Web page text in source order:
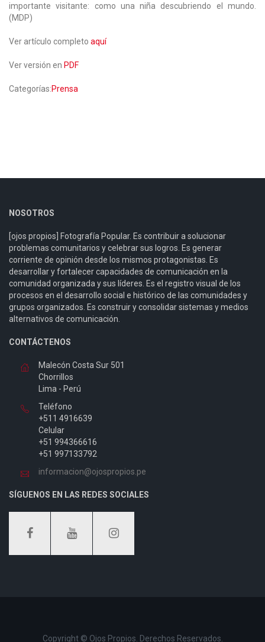
importante visitante: como una niña descubriendo el mundo.
(MDP)
Ver artículo completo aquí
Ver versión en PDF
Categorías:Prensa
NOSOTROS
[ojos propios] Fotografía Popular. Es contribuir a solucionar
problemas comunitarios y celebrar sus logros. Es generar
corriente de opinión desde los mismos protagonistas. Es
desarrollar y fortalecer capacidades de comunicación en la
comunidad organizada y sus líderes. Es el registro visual de los
procesos en el desarrollo social e histórico de las comunidades y
grupos organizados. Es construir y consolidar sistemas y medios
alternativos de comunicación.
CONTÁCTENOS
Malecón Costa Sur 501
Chorrillos
Lima - Perú
Teléfono
+511 4916639
Celular
+51 994366616
+51 997133792
informacion@ojospropios.pe
SÍGUENOS EN LAS REDES SOCIALES
Copyright © Ojos Propios. Derechos Reservados.